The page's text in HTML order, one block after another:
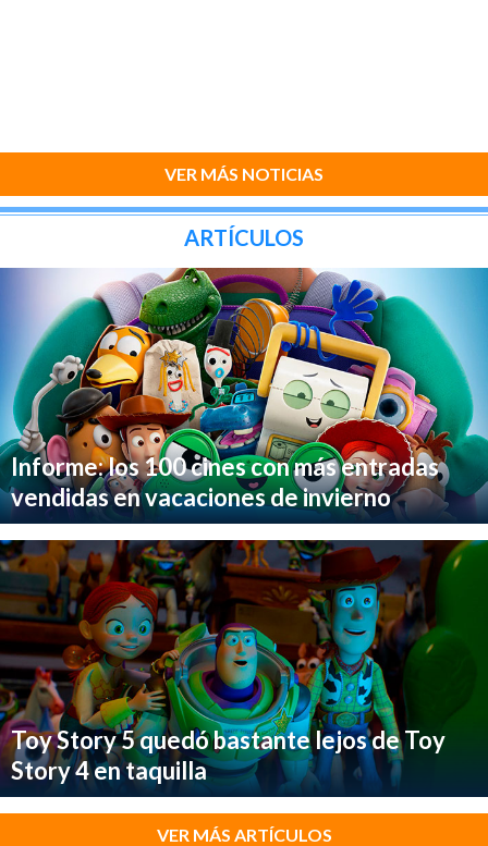
VER MÁS NOTICIAS
ARTÍCULOS
Informe: los 100 cines con más entradas
vendidas en vacaciones de invierno
Toy Story 5 quedó bastante lejos de Toy
Story 4 en taquilla
VER MÁS ARTÍCULOS